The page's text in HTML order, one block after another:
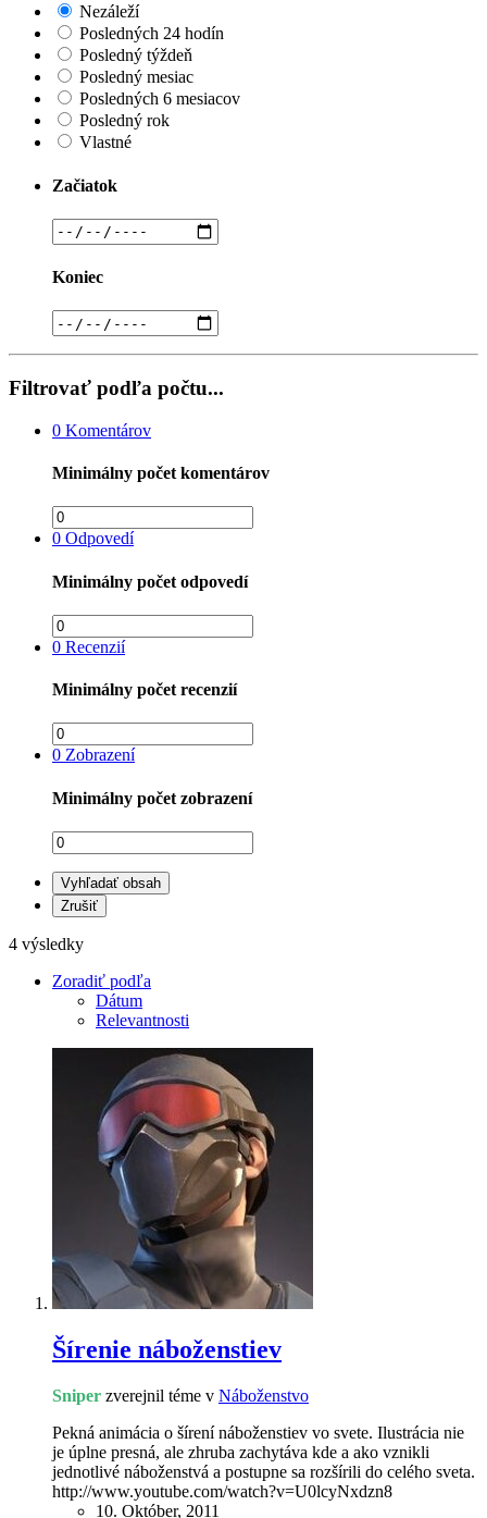
Nezáleží
Posledných 24 hodín
Posledný týždeň
Posledný mesiac
Posledných 6 mesiacov
Posledný rok
Vlastné
Začiatok
Koniec
Filtrovať podľa počtu...
0 Komentárov
Minimálny počet komentárov
0 Odpovedí
Minimálny počet odpovedí
0 Recenzií
Minimálny počet recenzií
0 Zobrazení
Minimálny počet zobrazení
Vyhľadať obsah
Zrušiť
4 výsledky
Zoradiť podľa
Dátum
Relevantnosti
Šírenie náboženstiev
Sniper zverejnil téme v Náboženstvo
Pekná animácia o šírení náboženstiev vo svete. Ilustrácia nie
je úplne presná, ale zhruba zachytáva kde a ako vznikli
jednotlivé náboženstvá a postupne sa rozšírili do celého sveta.
http://www.youtube.com/watch?v=U0lcyNxdzn8
10. Október, 2011